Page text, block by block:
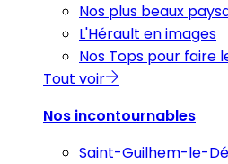
Nos plus beaux
L'Hérault en images
Nos Tops pour faire
Tout voir
Nos incontournables
Saint-Guilhem-le-